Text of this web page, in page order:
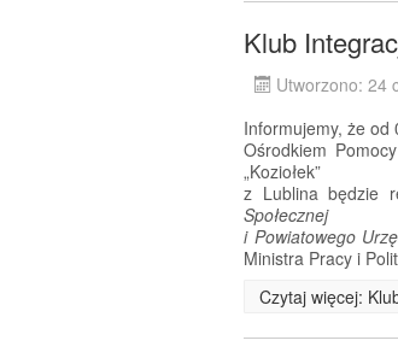
Klub
Utworzono: 24
Informujemy, że od
Ośrodkiem
„Koziołek”
z Lublina będzie
Społecznej
i Powiatowego
Ministra Pracy i
Czytaj więcej: